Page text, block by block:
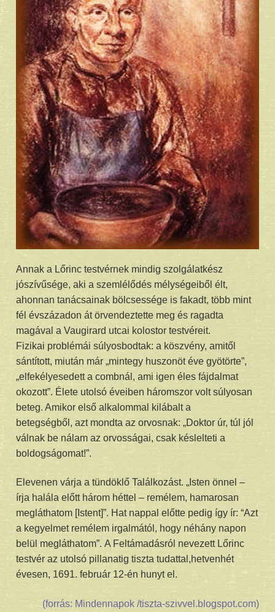
Annak a Lőrinc testvérnek mindig szolgálatkész
jószívűsége, aki a szemlélődés mélységeiből élt,
ahonnan tanácsainak bölcsessége is fakadt, több mint
fél évszázadon át örvendeztette meg és ragadta
magával a Vaugirard utcai kolostor testvéreit.
Fizikai problémái súlyosbodtak: a köszvény, amitől
sántított, miután már „mintegy huszonöt éve gyötörte”,
„elfekélyesedett a combnál, ami igen éles fájdalmat
okozott”. Élete utolsó éveiben háromszor volt súlyosan
beteg. Amikor első alkalommal kilábalt a
betegségből, azt mondta az orvosnak: „Doktor úr, túl jól
válnak be nálam az orvosságai, csak késlelteti a
boldogságomat!”.
Elevenen várja a tündöklő Találkozást. „Isten önnel –
írja halála előtt három héttel – remélem, hamarosan
megláthatom [Istent]”. Hat nappal előtte pedig így ír: “Azt
a kegyelmet remélem irgalmától, hogy néhány napon
belül megláthatom”. A Feltámadásról nevezett Lőrinc
testvér az utolsó pillanatig tiszta tudattal,hetvenhét
évesen, 1691. február 12-én hunyt el.
(forrás: Mindennapok /tiszta-szivvel.blogspot.com)